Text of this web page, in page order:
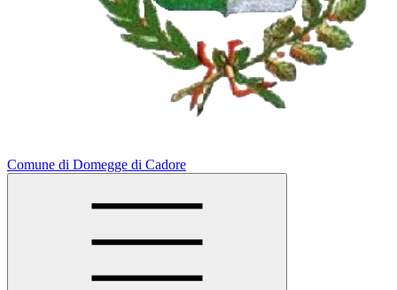
Comune di Domegge di Cadore